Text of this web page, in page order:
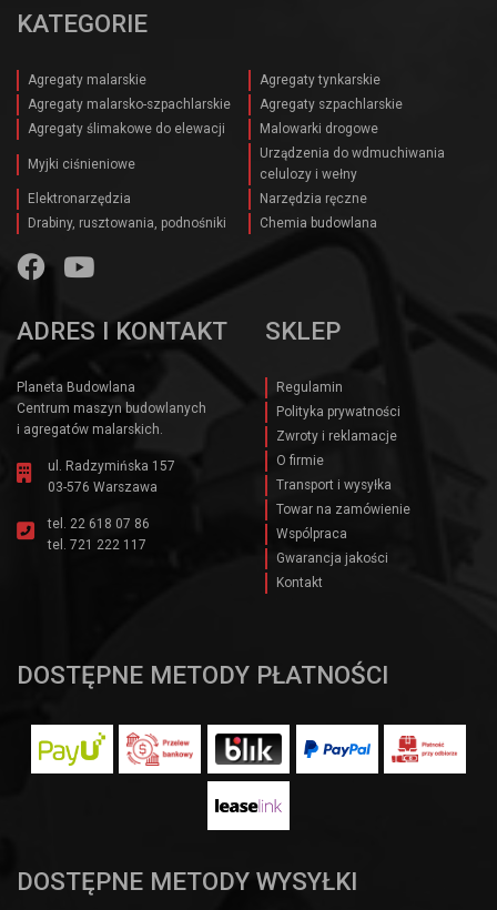
KATEGORIE
Agregaty malarskie
Agregaty tynkarskie
Agregaty malarsko-szpachlarskie
Agregaty szpachlarskie
Agregaty ślimakowe do elewacji
Malowarki drogowe
Myjki ciśnieniowe
Urządzenia do wdmuchiwania
celulozy i wełny
Elektronarzędzia
Narzędzia ręczne
Drabiny, rusztowania, podnośniki
Chemia budowlana
ADRES I KONTAKT
Planeta Budowlana
Centrum maszyn budowlanych
i agregatów malarskich.
ul. Radzymińska 157
03-576 Warszawa
tel. 22 618 07 86
tel. 721 222 117
SKLEP
Regulamin
Polityka prywatności
Zwroty i reklamacje
O firmie
Transport i wysyłka
Towar na zamówienie
Wspólpraca
Gwarancja jakości
Kontakt
DOSTĘPNE METODY PŁATNOŚCI
DOSTĘPNE METODY WYSYŁKI